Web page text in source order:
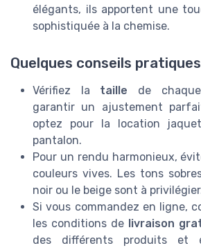
élégants, ils apportent une
sophistiquée à la chemise.
Quelques conseils pratiques
Vérifiez la taille de
garantir un ajustement
optez pour la location
pantalon.
Pour un rendu harmonieux,
couleurs vives. Les tons
noir ou le beige sont à
Si vous commandez en ligne,
les conditions de livraison
des différents produits et